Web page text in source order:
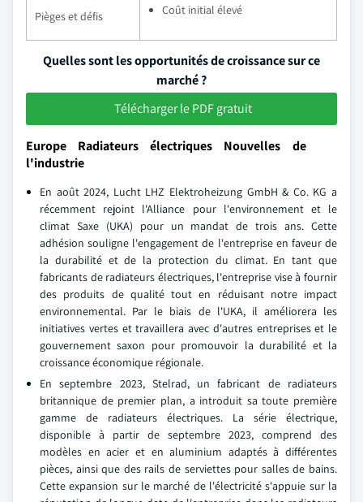
Pièges et défis Coût initial élevé
Quelles sont les opportunités de croissance sur ce
marché ?
Télécharger le PDF gratuit
Europe Radiateurs électriques Nouvelles de
l'industrie
En août 2024, Lucht LHZ Elektroheizung GmbH & Co. KG a
récemment rejoint l'Alliance pour l'environnement et le
climat Saxe (UKA) pour un mandat de trois ans. Cette
adhésion souligne l'engagement de l'entreprise en faveur de
la durabilité et de la protection du climat. En tant que
fabricants de radiateurs électriques, l'entreprise vise à fournir
des produits de qualité tout en réduisant notre impact
environnemental. Par le biais de l'UKA, il améliorera les
initiatives vertes et travaillera avec d'autres entreprises et le
gouvernement saxon pour promouvoir la durabilité et la
croissance économique régionale.
En septembre 2023, Stelrad, un fabricant de radiateurs
britannique de premier plan, a introduit sa toute première
gamme de radiateurs électriques. La série électrique,
disponible à partir de septembre 2023, comprend des
modèles en acier et en aluminium adaptés à différentes
pièces, ainsi que des rails de serviettes pour salles de bains.
Cette expansion sur le marché de l'électricité s'appuie sur la